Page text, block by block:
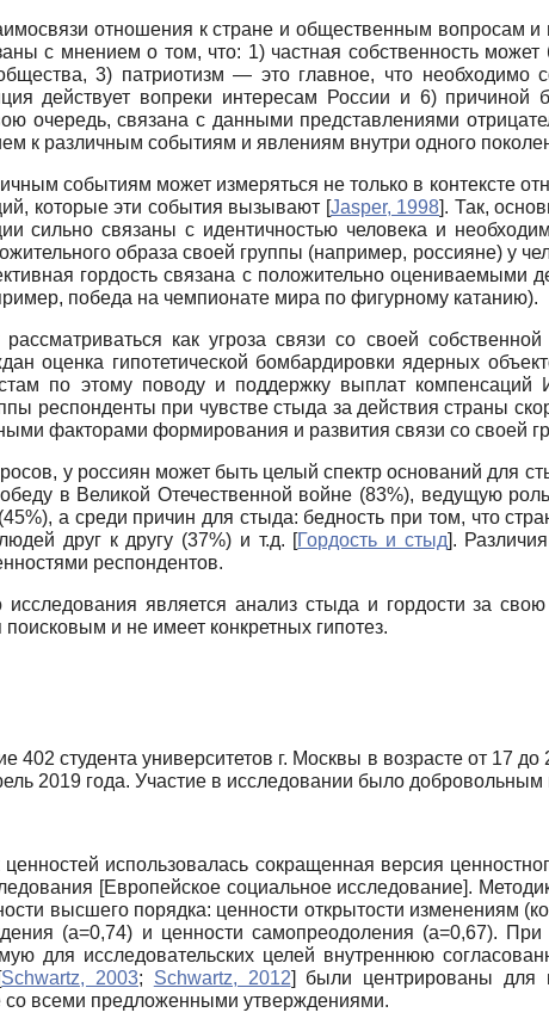
отношения к стране и общественным вопросам и
с мнением о том, что: 1) частная собственность
3) патриотизм — это главное, что необходимо
действует вопреки интересам России и 6)
очередь, связана с данными представлениями
к различным событиям и явлениям внутри одного
событиям может измеряться не только в контексте
которые эти события вызывают [Jasper, 1998]. Так,
сильно связаны с идентичностью человека и
образа своей группы (например, россияне) у
гордость связана с положительно оцениваемыми
победа на чемпионате мира по фигурному катанию).
как угроза связи со своей собственной
оценка гипотетической бомбардировки ядерных
по этому поводу и поддержку выплат компенсаций
респонденты при чувстве стыда за действия страны
факторами формирования и развития связи со своей
у россиян может быть целый спектр оснований для
в Великой Отечественной войне (83%), ведущую
а среди причин для стыда: бедность при том, что
друг к другу (37%) и т.д. [Гордость и стыд].
респондентов.
является анализ стыда и гордости за
и не имеет конкретных гипотез.
402 студента университетов г. Москвы в возрасте от 17 до
2019 года. Участие в исследовании было
использовалась сокращенная версия
[Европейское социальное исследование].
высшего порядка: ценности открытости изменениям
(а=0,74) и ценности самопреодоления (а=0,67).
для исследовательских целей внутреннюю
[Schwartz, 2003; Schwartz, 2012] были центрированы для
со всеми предложенными утверждениями.